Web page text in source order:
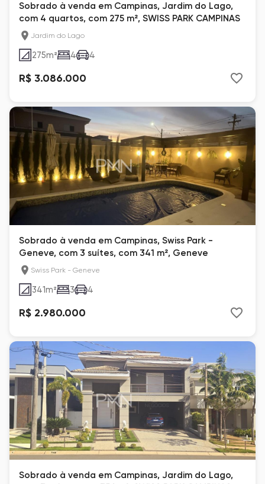
Sobrado à venda em Campinas, Jardim do Lago,
com 4 quartos, com 275 m², SWISS PARK CAMPINAS
Jardim do Lago
275m² 4 4
R$ 3.086.000
Sobrado à venda em Campinas, Swiss Park -
Geneve, com 3 suítes, com 341 m², Geneve
Swiss Park - Geneve
341m² 3 4
R$ 2.980.000
Sobrado à venda em Campinas, Jardim do Lago,